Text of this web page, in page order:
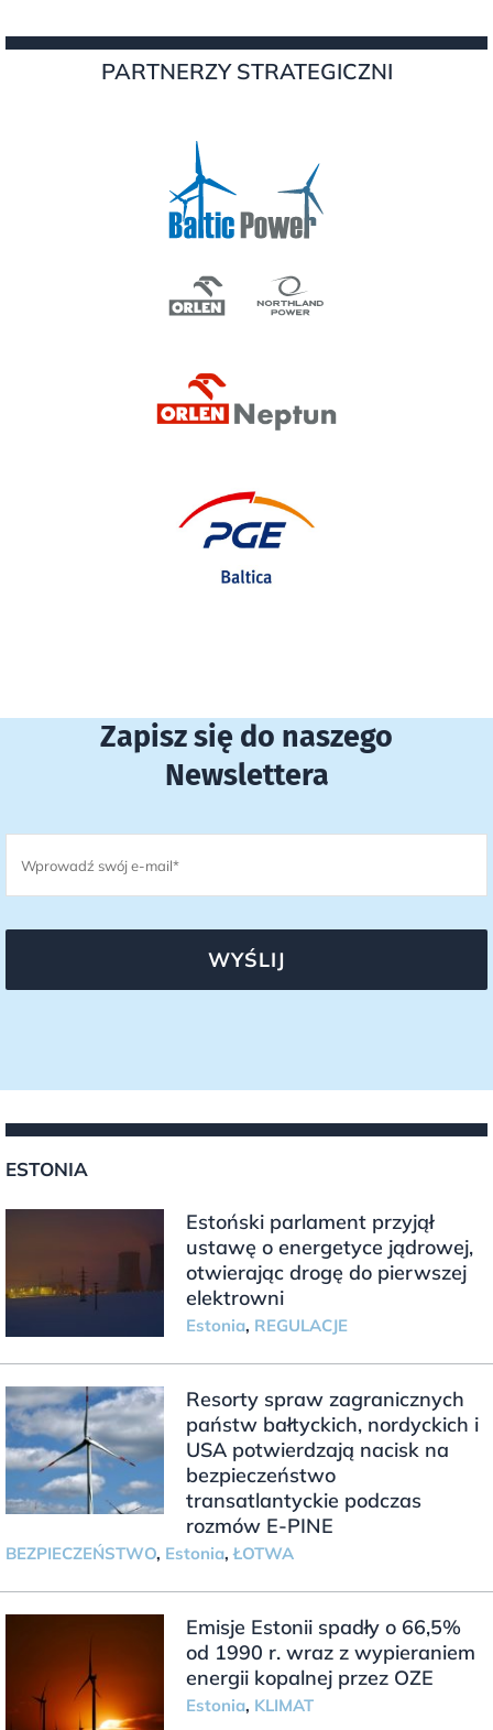
PARTNERZY STRATEGICZNI
Zapisz się do naszego
Newslettera
WYŚLIJ
ESTONIA
Estoński parlament przyjął
ustawę o energetyce jądrowej,
otwierając drogę do pierwszej
elektrowni
Estonia, REGULACJE
Resorty spraw zagranicznych
państw bałtyckich, nordyckich i
USA potwierdzają nacisk na
bezpieczeństwo
transatlantyckie podczas
rozmów E-PINE
BEZPIECZEŃSTWO, Estonia,ŁOTWA
Emisje Estonii spadły o 66,5%
od 1990 r. wraz z wypieraniem
energii kopalnej przez OZE
Estonia, KLIMAT